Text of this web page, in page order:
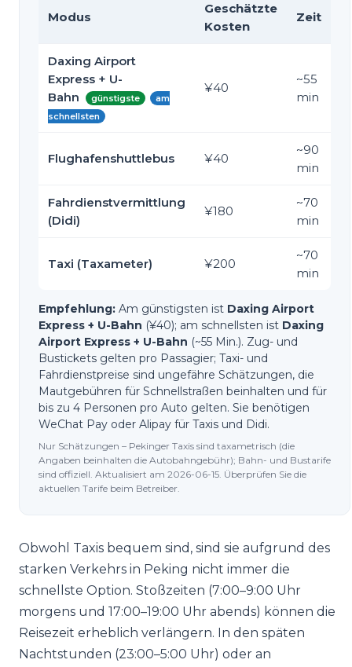
Modus
Geschätzte
Kosten
Zeit
Daxing Airport
Express + U-
Bahn
günstigste
am
schnellsten
¥40
~55
min
Flughafenshuttlebus ¥40
~90
min
Fahrdienstvermittlung
(Didi)
¥180
~70
min
Taxi (Taxameter) ¥200
~70
min
Empfehlung: Am günstigsten ist Daxing Airport
Express + U-Bahn (¥40); am schnellsten ist Daxing
Airport Express + U-Bahn (~55 Min.). Zug- und
Bustickets gelten pro Passagier; Taxi- und
Fahrdienstpreise sind ungefähre Schätzungen, die
Mautgebühren für Schnellstraßen beinhalten und für
bis zu 4 Personen pro Auto gelten. Sie benötigen
WeChat Pay oder Alipay für Taxis und Didi.
Nur Schätzungen – Pekinger Taxis sind taxametrisch (die
Angaben beinhalten die Autobahngebühr); Bahn- und Bustarife
sind offiziell. Aktualisiert am 2026-06-15. Überprüfen Sie die
aktuellen Tarife beim Betreiber.
Obwohl Taxis bequem sind, sind sie aufgrund des
starken Verkehrs in Peking nicht immer die
schnellste Option. Stoßzeiten (7:00–9:00 Uhr
morgens und 17:00–19:00 Uhr abends) können die
Reisezeit erheblich verlängern. In den späten
Nachtstunden (23:00–5:00 Uhr) oder an